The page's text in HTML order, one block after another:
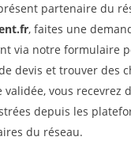
partenaire du
, faites une
via notre formulaire
devis et trouver des
vous recevrez
depuis les
du réseau.